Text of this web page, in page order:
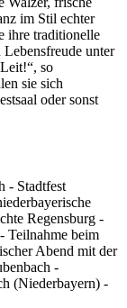
im Stil echter
ihre traditionelle
unter
so
sie sich
oder sonst
- Stadtfest
Regensburg -
Teilnahme beim
Abend mit der
-
(Niederbayern) -